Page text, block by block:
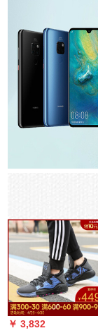
￥ 3,832